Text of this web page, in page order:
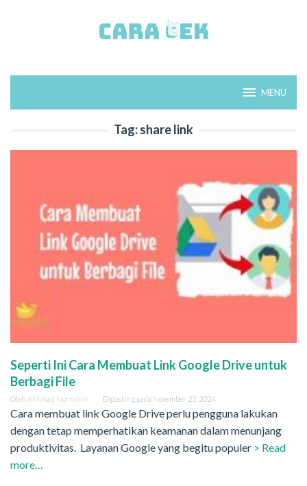
MENU
Tag:share link
Seperti Ini Cara Membuat Link Google Drive untuk
Berbagi File
Oleh Akhmad Norrahim Diposting pada November 23, 2024
Cara membuat link Google Drive perlu pengguna lakukan
dengan tetap memperhatikan keamanan dalam menunjang
produktivitas. Layanan Google yang begitu populer > Read
more…